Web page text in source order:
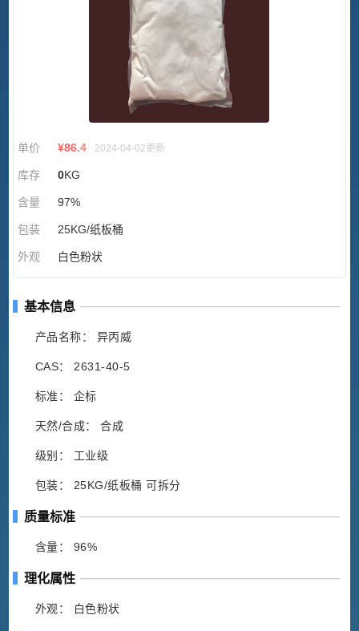
单价 ¥86.4 2024-04-02更新
库存 0KG
含量 97%
包装 25KG/纸板桶
外观 白色粉状
基本信息
产品名称： 异丙威
CAS： 2631-40-5
标准： 企标
天然/合成： 合成
级别： 工业级
包装： 25KG/纸板桶 可拆分
质量标准
含量： 96%
理化属性
外观： 白色粉状